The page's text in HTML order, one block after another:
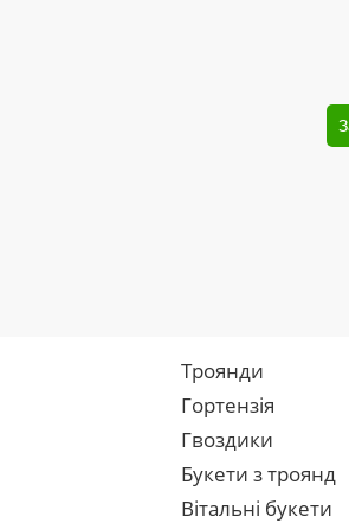
Троянди
Гортензія
Гвоздики
Букети з троянд
Вітальні букети